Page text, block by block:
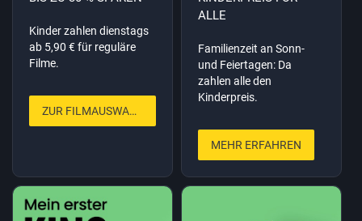
Kinder zahlen dienstags
ab 5,90 € für reguläre
Filme.
ZUR FILMAUSWAHL
ALLE
Familienzeit an Sonn-
und Feiertagen: Da
zahlen alle den
Kinderpreis.
MEHR ERFAHREN